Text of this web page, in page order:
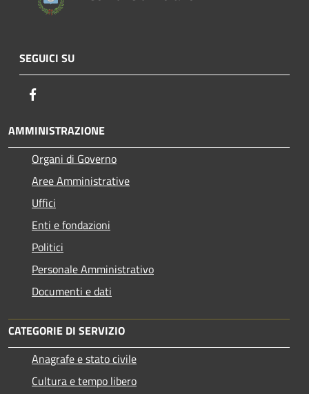
SEGUICI SU
AMMINISTRAZIONE
Organi di Governo
Aree Amministrative
Uffici
Enti e fondazioni
Politici
Personale Amministrativo
Documenti e dati
CATEGORIE DI SERVIZIO
Anagrafe e stato civile
Cultura e tempo libero